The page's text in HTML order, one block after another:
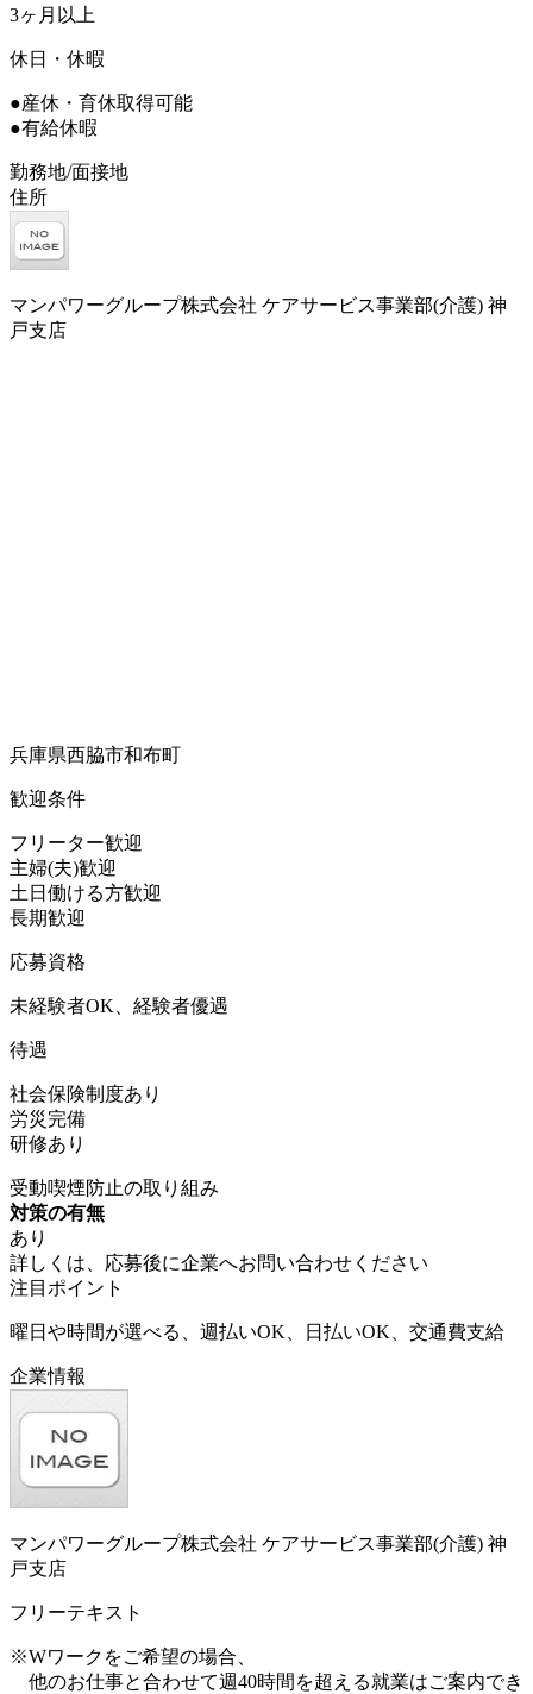
3ヶ月以上
休日・休暇
●産休・育休取得可能
●有給休暇
勤務地/面接地
住所
マンパワーグループ株式会社 ケアサービス事業部(介護) 神
戸支店
兵庫県西脇市和布町
歓迎条件
フリーター歓迎
主婦(夫)歓迎
土日働ける方歓迎
長期歓迎
応募資格
未経験者OK、経験者優遇
待遇
社会保険制度あり
労災完備
研修あり
受動喫煙防止の取り組み
対策の有無
あり
詳しくは、応募後に企業へお問い合わせください
注目ポイント
曜日や時間が選べる、週払いOK、日払いOK、交通費支給
企業情報
マンパワーグループ株式会社 ケアサービス事業部(介護) 神
戸支店
フリーテキスト
※Wワークをご希望の場合、
他のお仕事と合わせて週40時間を超える就業はご案内でき